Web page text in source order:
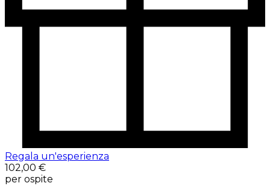
Regala un'esperienza
102,00 €
per ospite